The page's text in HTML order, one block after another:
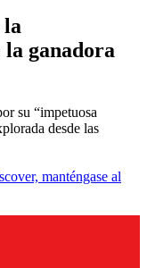
la
ganadora
su “impetuosa
desde las
manténgase al